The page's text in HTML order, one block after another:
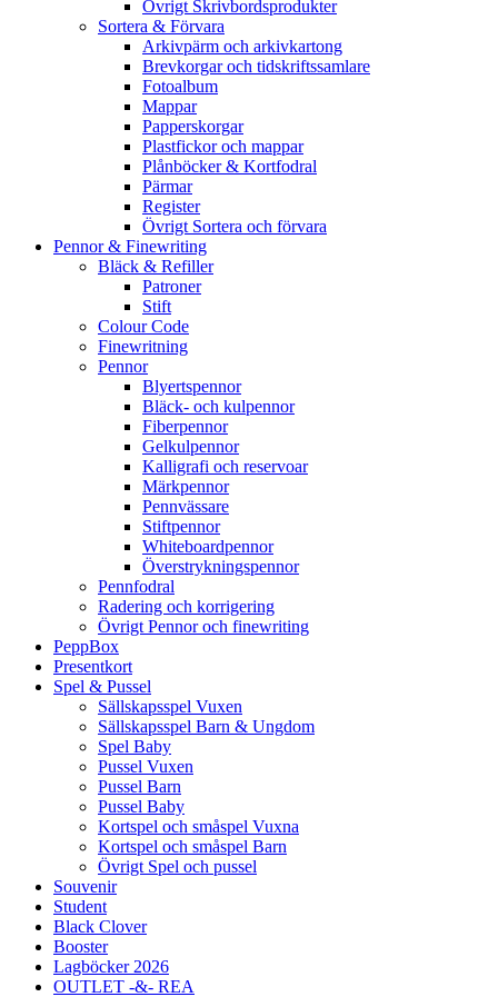
Övrigt Skrivbordsprodukter
Sortera & Förvara
Arkivpärm och arkivkartong
Brevkorgar och tidskriftssamlare
Fotoalbum
Mappar
Papperskorgar
Plastfickor och mappar
Plånböcker & Kortfodral
Pärmar
Register
Övrigt Sortera och förvara
Pennor & Finewriting
Bläck & Refiller
Patroner
Stift
Colour Code
Finewritning
Pennor
Blyertspennor
Bläck- och kulpennor
Fiberpennor
Gelkulpennor
Kalligrafi och reservoar
Märkpennor
Pennvässare
Stiftpennor
Whiteboardpennor
Överstrykningspennor
Pennfodral
Radering och korrigering
Övrigt Pennor och finewriting
PeppBox
Presentkort
Spel & Pussel
Sällskapsspel Vuxen
Sällskapsspel Barn & Ungdom
Spel Baby
Pussel Vuxen
Pussel Barn
Pussel Baby
Kortspel och småspel Vuxna
Kortspel och småspel Barn
Övrigt Spel och pussel
Souvenir
Student
Black Clover
Booster
Lagböcker 2026
OUTLET -&- REA